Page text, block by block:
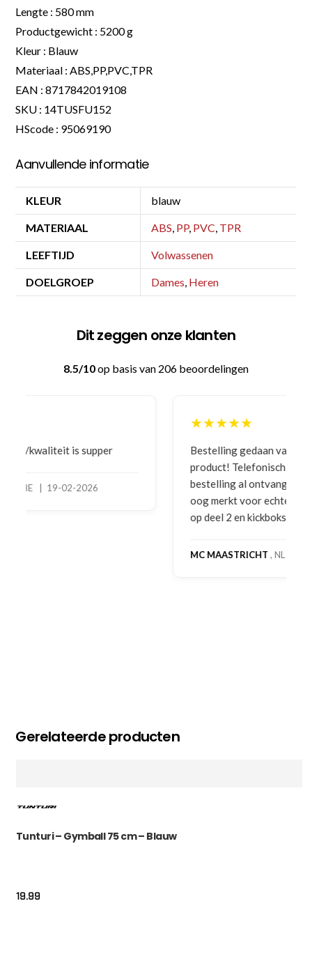
Lengte : 580 mm
Productgewicht : 5200 g
Kleur : Blauw
Materiaal : ABS,PP,PVC,TPR
EAN : 8717842019108
SKU : 14TUSFU152
HScode : 95069190
Aanvullende informatie
KLEUR blauw
MATERIAAL ABS, PP, PVC, TPR
LEEFTIJD Volwassenen
DOELGROEP Dames, Heren
Dit zeggen onze klanten
8.5/10op basis van 206 beoordelingen
Bestelling gedaan vanwege goede prijzen en
product! Telefonisch contact gehad en 1e deel
bestelling al ontvangen met gifts, waardoor je
oog merkt voor echte service. Nu nog wachten
, NL | 11-02-2026
Gerelateerde producten
Tunturi – Gymball 75 cm – Blauw
19.99